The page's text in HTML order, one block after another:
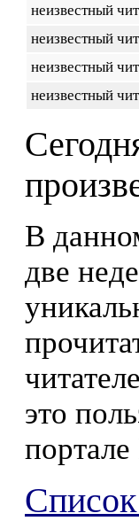
неизвестный
неизвестный
неизвестный
неизвестный
В
две
это
Список